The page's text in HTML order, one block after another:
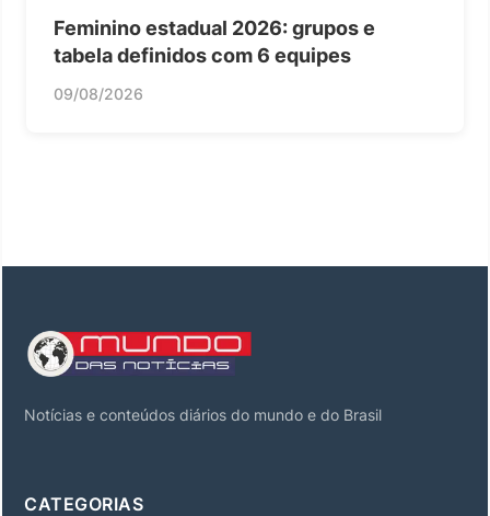
Feminino estadual 2026: grupos e
tabela definidos com 6 equipes
09/08/2026
Notícias e conteúdos diários do mundo e do Brasil
CATEGORIAS